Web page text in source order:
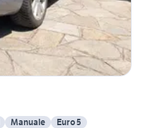
Manuale Euro 5